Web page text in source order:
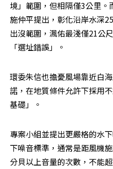
境」範圍，但相隔僅3公里
施仲平提出，彰化沿岸水深
出沒範圍，渢佑最淺僅21公
「選址錯誤」。
環委朱信也擔憂風場靠近白
諾，在地質條件允許下採用
基礎」。
專案小組並提出更嚴格的水
下噪音標準，通常是距風機
分貝以上音量的次數，不能